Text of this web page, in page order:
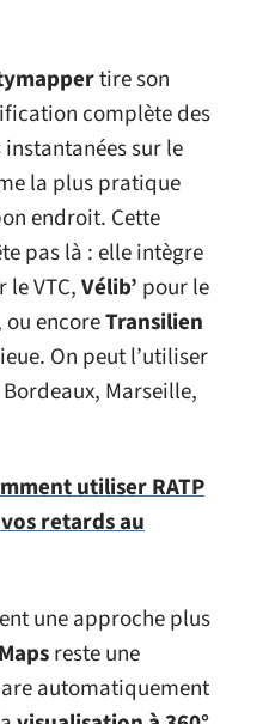
tire son
complète des
sur le
la plus pratique
endroit. Cette
pas là : elle intègre
le VTC,Vélib’ pour le
encoreTransilien
On peut l’utiliser
Marseille,
utiliser RATP
retards au
une approche plus
reste une
automatiquement